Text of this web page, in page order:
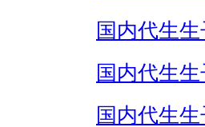
国内代生
国内代生
国内代生生